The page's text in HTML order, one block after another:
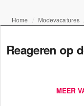
Home Modevacatures
Reageren op
MEER